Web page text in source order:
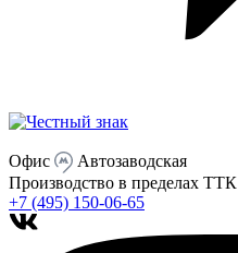
Офис
Автозаводская
Производство в пределах ТТК
+7 (495) 150-06-65